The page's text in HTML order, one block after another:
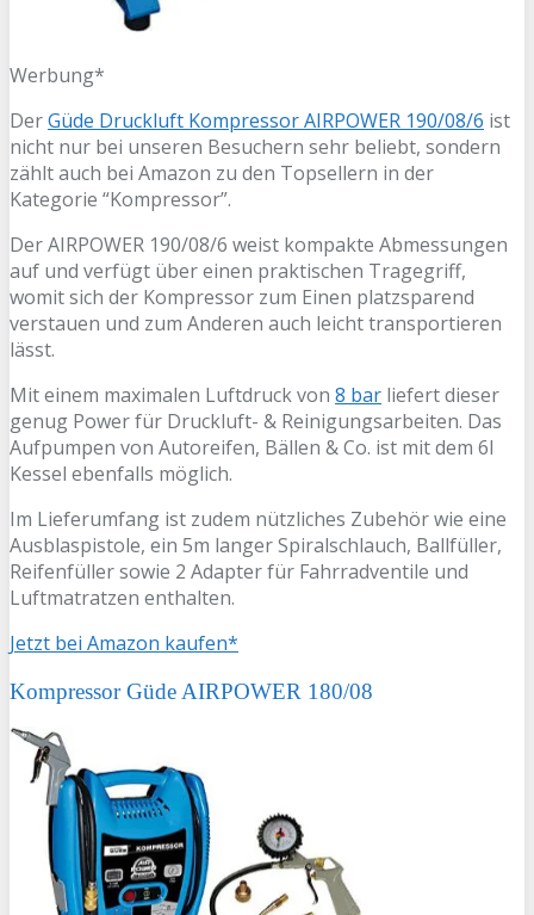
Werbung*
DerGüde Druckluft Kompressor AIRPOWER 190/08/6 ist
nicht nur bei unseren Besuchern sehr beliebt, sondern
zählt auch bei Amazon zu den Topsellern in der
Kategorie “Kompressor”.
Der AIRPOWER 190/08/6 weist kompakte Abmessungen
auf und verfügt über einen praktischen Tragegriff,
womit sich der Kompressor zum Einen platzsparend
verstauen und zum Anderen auch leicht transportieren
lässt.
Mit einem maximalen Luftdruck von 8 bar liefert dieser
genug Power für Druckluft- & Reinigungsarbeiten. Das
Aufpumpen von Autoreifen, Bällen & Co. ist mit dem 6l
Kessel ebenfalls möglich.
Im Lieferumfang ist zudem nützliches Zubehör wie eine
Ausblaspistole, ein 5m langer Spiralschlauch, Ballfüller,
Reifenfüller sowie 2 Adapter für Fahrradventile und
Luftmatratzen enthalten.
Jetzt bei Amazon kaufen*
Kompressor Güde AIRPOWER 180/08